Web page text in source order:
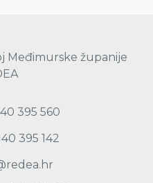
Međimurske županije
395 560
395 142